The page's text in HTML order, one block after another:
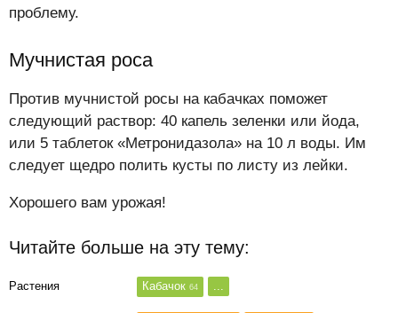
проблему.
Мучнистая роса
Против мучнистой росы на кабачках поможет
следующий раствор: 40 капель зеленки или йода,
или 5 таблеток «Метронидазола» на 10 л воды. Им
следует щедро полить кусты по листу из лейки.
Хорошего вам урожая!
Читайте больше на эту тему:
Растения Кабачок 64